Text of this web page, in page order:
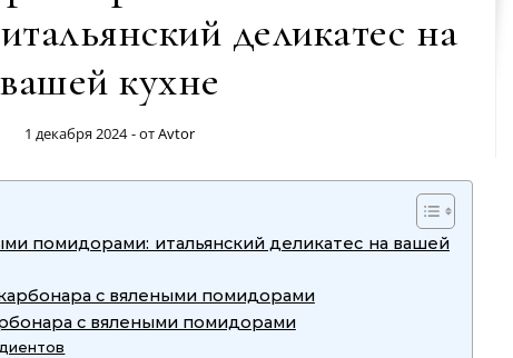
деликатес на
вашей кухне
1 декабря 2024 - отAvtor
помидорами: итальянский деликатес на вашей
с вялеными помидорами
с вялеными помидорами